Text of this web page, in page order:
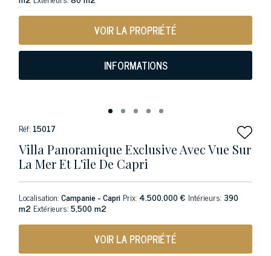
VOIR LA PROPRIÉTÉ
INFORMATIONS
Réf: 15017
Villa Panoramique Exclusive Avec Vue Sur
La Mer Et L'île De Capri
Localisation:Campanie - Capri Prix: 4.500.000 € Intérieurs:390
m2 Extérieurs:5,500 m2
VOIR LA PROPRIÉTÉ